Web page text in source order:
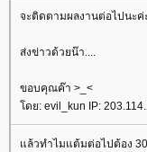
จะติดตามผลงานต่อไปนะค่
ส่งข่าวด้วยน๊า....
ขอบคุณค๊า >_<
ดย: evil_kun IP:
ล้วทำไมแต้มต่อไปต้อง 30